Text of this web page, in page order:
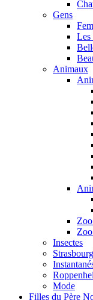
Gens
Les
Animaux
Insectes
Strasbourg
Mode
Filles du Père